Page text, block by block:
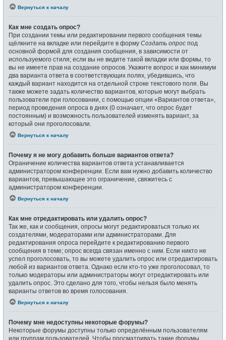
Вернуться к началу
Как мне создать опрос?
При создании темы или редактировании первого сообщения темы
щёлкните на вкладке или перейдите в форму Создать опрос под
основной формой для создания сообщения, в зависимости от
используемого стиля; если вы не видите такой вкладки или формы, то
вы не имеете прав на создание опросов. Укажите вопрос и как минимум
два варианта ответа в соответствующих полях, убедившись, что
каждый вариант находится на отдельной строке текстового поля. Вы
также можете задать количество вариантов, которые могут выбрать
пользователи при голосовании, с помощью опции «Вариантов ответа»,
период проведения опроса в днях (0 означает, что опрос будет
постоянным) и возможность пользователей изменять вариант, за
который они проголосовали.
Вернуться к началу
Почему я не могу добавить больше вариантов ответа?
Ограничение количества вариантов ответа устанавливается
администратором конференции. Если вам нужно добавить количество
вариантов, превышающее это ограничение, свяжитесь с
администратором конференции.
Вернуться к началу
Как мне отредактировать или удалить опрос?
Так же, как и сообщения, опросы могут редактироваться только их
создателями, модераторами или администраторами. Для
редактирования опроса перейдите к редактированию первого
сообщения в теме; опрос всегда связан именно с ним. Если никто не
успел проголосовать, то вы можете удалить опрос или отредактировать
любой из вариантов ответа. Однако если кто-то уже проголосовал, то
только модераторы или администраторы могут отредактировать или
удалить опрос. Это сделано для того, чтобы нельзя было менять
варианты ответов во время голосования.
Вернуться к началу
Почему мне недоступны некоторые форумы?
Некоторые форумы доступны только определённым пользователям
или группам пользователей. Чтобы просматривать такие форумы,